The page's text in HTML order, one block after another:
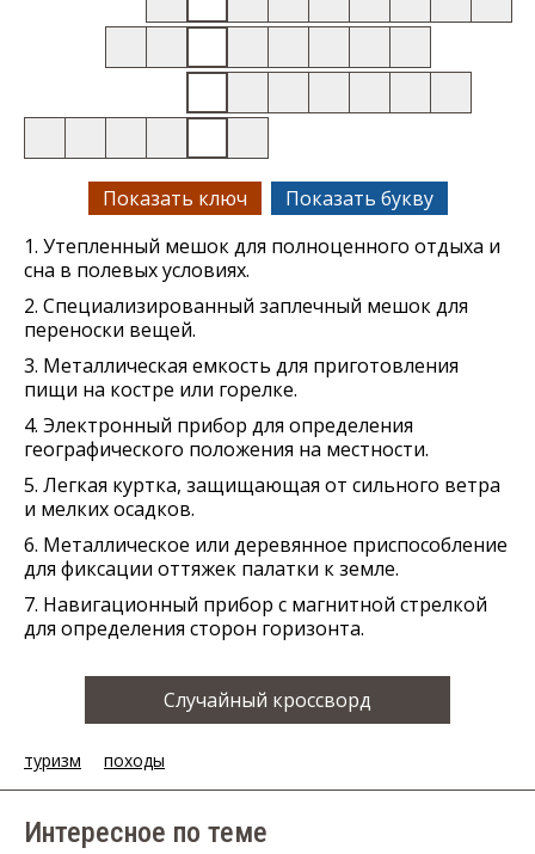
Показать ключ
Показать букву
1. Утепленный мешок для полноценного отдыха и
сна в полевых условиях.
2. Специализированный заплечный мешок для
переноски вещей.
3. Металлическая емкость для приготовления
пищи на костре или горелке.
4. Электронный прибор для определения
географического положения на местности.
5. Легкая куртка, защищающая от сильного ветра
и мелких осадков.
6. Металлическое или деревянное приспособление
для фиксации оттяжек палатки к земле.
7. Навигационный прибор с магнитной стрелкой
для определения сторон горизонта.
Случайный кроссворд
туризм походы
Интересное по теме